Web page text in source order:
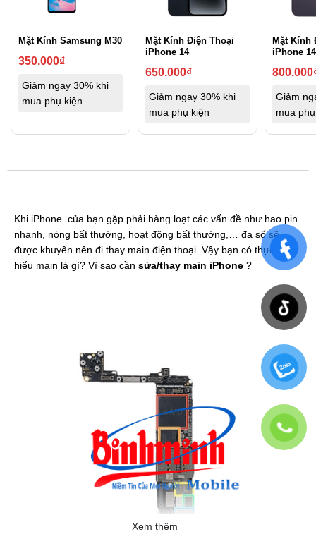
Mặt Kính Samsung M30
350.000₫
Giảm ngay 30% khi
mua phụ kiện
Mặt Kính Điện Thoại
iPhone 14
650.000₫
Giảm ngay 30% khi
mua phụ kiện
Mặt Kính
iPhone
800.000
Giảm
mua
Khi iPhone của bạn gặp phải hàng loạt các vấn đề như hao pin
nhanh, nóng bất thường, hoạt động bất thường,… đa số sẽ
được khuyên nên đi thay main điện thoại. Vậy bạn có thực sự
hiểu main là gì? Vì sao cần sửa/thay main iPhone ?
Xem thêm